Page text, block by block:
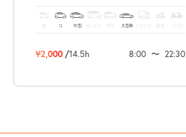
軽 コ 中型 ボックス SUV 大型車 トラック バイク
¥2,000 /14.5h 8:00 〜 22:30